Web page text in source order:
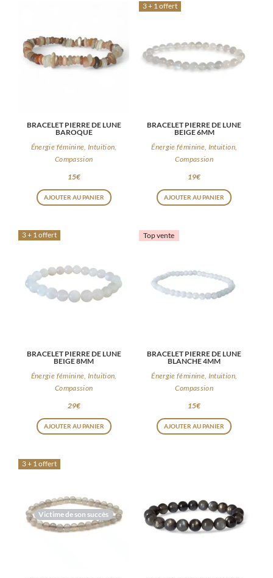
BRACELET PIERRE DE LUNE
BAROQUE
Énergie féminine, Intuition,
Compassion
15€
AJOUTER AU PANIER
3 + 1 offert
BRACELET PIERRE DE LUNE
BEIGE 6MM
Énergie féminine, Intuition,
Compassion
19€
AJOUTER AU PANIER
3 + 1 offert
BRACELET PIERRE DE LUNE
BEIGE 8MM
Énergie féminine, Intuition,
Compassion
29€
AJOUTER AU PANIER
Top vente
BRACELET PIERRE DE LUNE
BLANCHE 4MM
Énergie féminine, Intuition,
Compassion
15€
AJOUTER AU PANIER
Victime de son succès
3 + 1 offert